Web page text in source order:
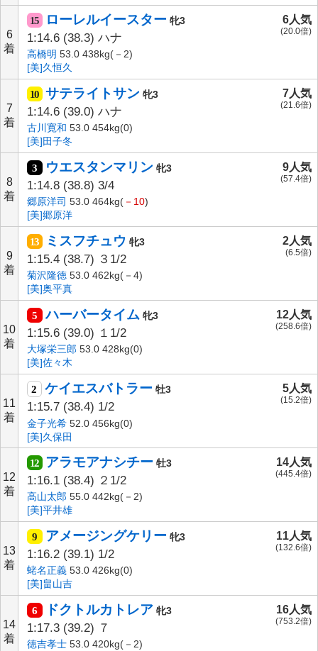
6
着
15 ローレルイースター 牝3
1:14.6 (38.3) ハナ
高橋明 53.0 438kg(－2)
[美]久恒久
6人気
(20.0倍)
7
着
10 サテライトサン 牝3
1:14.6 (39.0) ハナ
古川寛和 53.0 454kg(0)
[美]田子冬
7人気
(21.6倍)
8
着
3 ウエスタンマリン 牝3
1:14.8 (38.8) 3/4
郷原洋司 53.0 464kg( －10)
[美]郷原洋
9人気
(57.4倍)
9
着
13 ミスフチュウ 牝3
1:15.4 (38.7) ３1/2
菊沢隆徳 53.0 462kg(－4)
[美]奥平真
2人気
(6.5倍)
10
着
5 ハーバータイム 牝3
1:15.6 (39.0) １1/2
大塚栄三郎 53.0 428kg(0)
[美]佐々木
12人気
(258.6倍)
11
着
2 ケイエスバトラー 牡3
1:15.7 (38.4) 1/2
金子光希 52.0 456kg(0)
[美]久保田
5人気
(15.2倍)
12
着
12 アラモアナシチー 牡3
1:16.1 (38.4) ２1/2
高山太郎 55.0 442kg(－2)
[美]平井雄
14人気
(445.4倍)
13
着
9 アメージングケリー 牝3
1:16.2 (39.1) 1/2
蛯名正義 53.0 426kg(0)
[美]畠山吉
11人気
(132.6倍)
14
着
6 ドクトルカトレア 牝3
1:17.3 (39.2) ７
徳吉孝士 53.0 420kg(－2)
16人気
(753.2倍)